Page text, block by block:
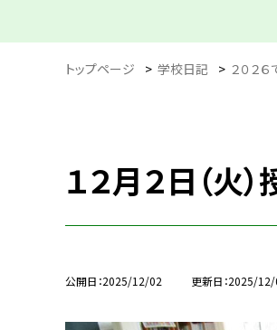
トップページ > 学校日記 > ２０２
１２月２日（火
公開日 2025/12/02 更新日 2025/12/